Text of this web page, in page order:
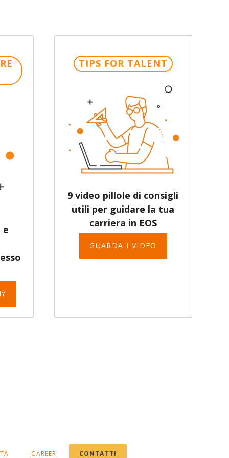
e
TIPS FOR TALENT
9 video pillole di consigli
utili per guidare la tua
carriera in EOS
GUARDA I VIDEO
CAREER CONTATTI